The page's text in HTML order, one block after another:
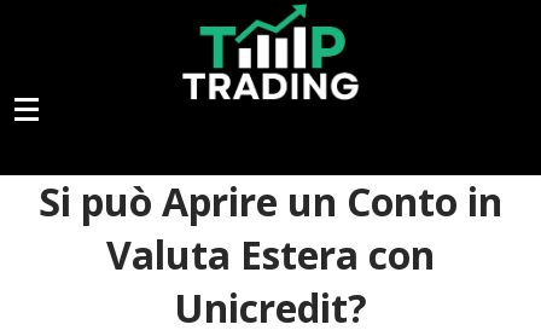
Si può Aprire un Conto in
Valuta Estera con
Unicredit?